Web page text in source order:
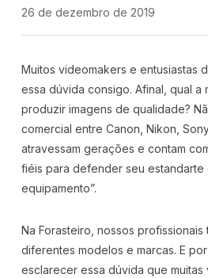
26 de dezembro de 2019
Muitos videomakers e entusiastas
essa dúvida consigo. Afinal, qual a
produzir imagens de qualidade?
comercial entre Canon, Nikon,
atravessam gerações e contam
fiéis para defender seu estandarte
equipamento”.
Na Forasteiro, nossos profissionais
diferentes modelos e marcas. E
esclarecer essa dúvida que